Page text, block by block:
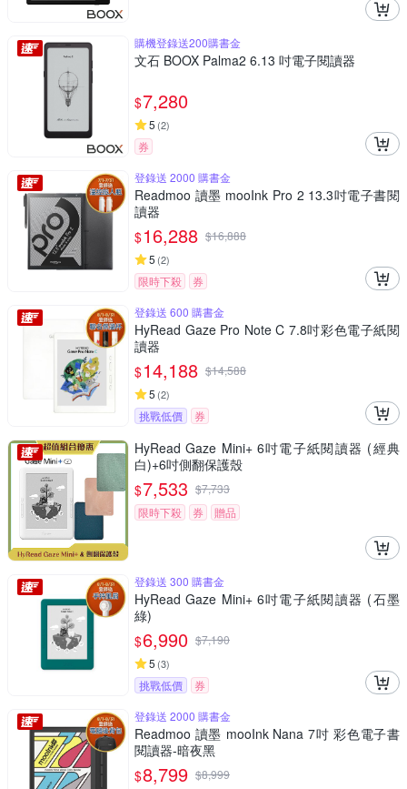
購機登錄送200購書金
文石 BOOX Palma2 6.13 吋電子閱讀器
$7,280
5 (2)
券
登錄送 2000 購書金
Readmoo 讀墨 mooInk Pro 2 13.3吋電子書閱
讀器
$16,288 $16,888
5 (2)
限時下殺
券
登錄送 600 購書金
HyRead Gaze Pro Note C 7.8吋彩色電子紙閱
讀器
$14,188 $14,588
5 (2)
挑戰低價 券
HyRead Gaze Mini+ 6吋電子紙閱讀器 (經典
白)+6吋側翻保護殼
$7,533 $7,733
限時下殺
券 贈品
登錄送 300 購書金
HyRead Gaze Mini+ 6吋電子紙閱讀器 (石墨
綠)
$6,990 $7,190
5 (3)
挑戰低價
券
登錄送 2000 購書金
Readmoo 讀墨 mooInk Nana 7吋 彩色電子書
閱讀器-暗夜黑
$8,799 $8,999